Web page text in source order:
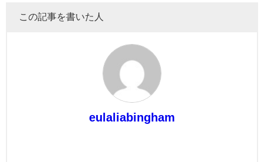
この記事を書いた人
eulaliabingham